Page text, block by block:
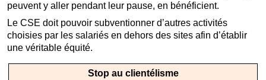
peuvent y aller pendant leur pause, en bénéficient.
Le CSE doit pouvoir subventionner d’autres activités
choisies par les salariés en dehors des sites afin d’établir
une véritable équité.
Stop au clientélisme